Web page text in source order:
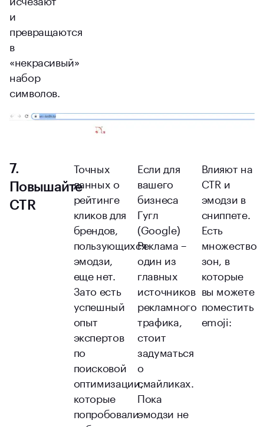
и
превращаются
в
«некрасивый»
набор
символов.
7.
Повышайте
CTR
Точных
данных о
рейтинге
кликов для
брендов,
пользующихся
эмодзи,
еще нет.
Зато есть
успешный
опыт
экспертов
по
поисковой
оптимизации,
которые
попробовали
Если для
вашего
бизнеса
Гугл
(Google)
Реклама –
один из
главных
источников
рекламного
трафика,
стоит
задуматься
о
смайликах.
Пока
эмодзи не
Влияют на
CTR и
эмодзи в
сниппете.
Есть
множество
зон, в
которые
вы можете
поместить
emoji: